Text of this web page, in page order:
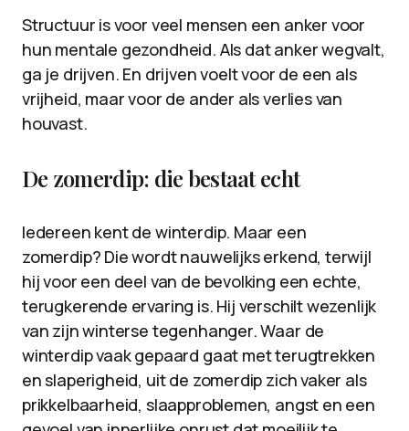
Structuur is voor veel mensen een anker voor
hun mentale gezondheid. Als dat anker wegvalt,
ga je drijven. En drijven voelt voor de een als
vrijheid, maar voor de ander als verlies van
houvast.
De zomerdip: die bestaat echt
Iedereen kent de winterdip. Maar een
zomerdip? Die wordt nauwelijks erkend, terwijl
hij voor een deel van de bevolking een echte,
terugkerende ervaring is. Hij verschilt wezenlijk
van zijn winterse tegenhanger. Waar de
winterdip vaak gepaard gaat met terugtrekken
en slaperigheid, uit de zomerdip zich vaker als
prikkelbaarheid, slaapproblemen, angst en een